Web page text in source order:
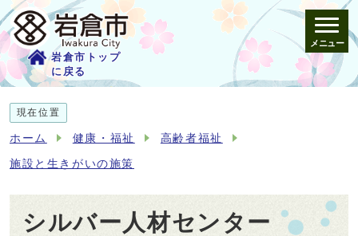
岩倉市トップ
に戻る
メニュー
現在位置
ホーム 健康・福祉 高齢者福祉
施設と生きがいの施策
シルバー人材センター